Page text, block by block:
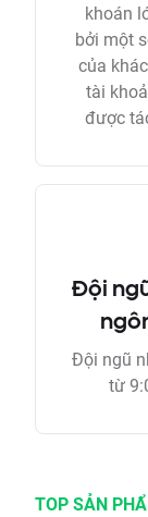
khoán
bởi một
của
tài
được
Đội
Đội ngũ
từ
TOP SẢN